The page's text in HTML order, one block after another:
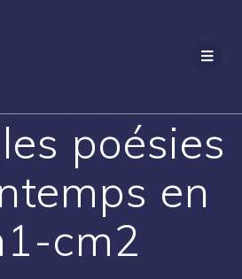
poésies
en
cm2